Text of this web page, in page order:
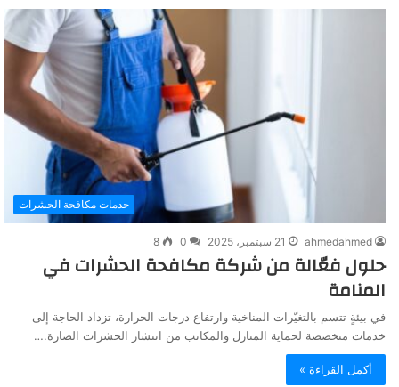
خدمات مكافحة الحشرات
ahmedahmed 21 سبتمبر، 2025 0
8
حلول فعّالة من شركة مكافحة الحشرات في
المنامة
في بيئةٍ تتسم بالتغيّرات المناخية وارتفاع درجات الحرارة، تزداد الحاجة إلى
خدمات متخصصة لحماية المنازل والمكاتب من انتشار الحشرات الضارة.…
أكمل القراءة »